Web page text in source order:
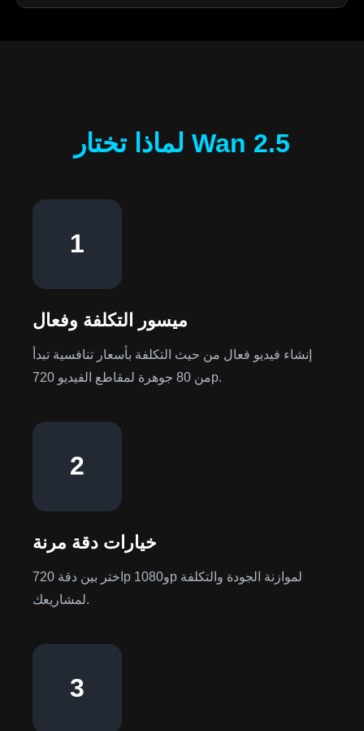
لماذا تختار Wan 2.5
1
ميسور التكلفة وفعال
إنشاء فيديو فعال من حيث التكلفة بأسعار تنافسية تبدأ
من 80 جوهرة لمقاطع الفيديو 720p.
2
خيارات دقة مرنة
اختر بين دقة 720p و1080p لموازنة الجودة والتكلفة
لمشاريعك.
3